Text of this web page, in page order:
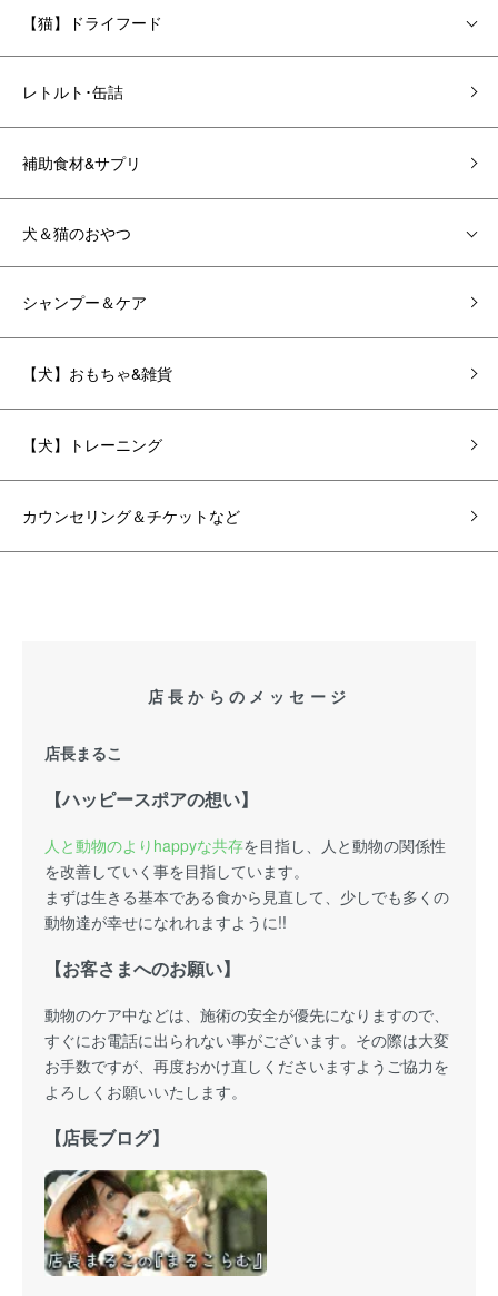
【猫】ドライフード
レトルト･缶詰
補助食材&サプリ
犬＆猫のおやつ
シャンプー＆ケア
【犬】おもちゃ&雑貨
【犬】トレーニング
カウンセリング＆チケットなど
店長からのメッセージ
店長まるこ
【ハッピースポアの想い】
人と動物のよりhappyな共存を目指し、人と動物の関係性
を改善していく事を目指しています。
まずは生きる基本である食から見直して、少しでも多くの
動物達が幸せになれれますように!!
【お客さまへのお願い】
動物のケア中などは、施術の安全が優先になりますので、
すぐにお電話に出られない事がございます。その際は大変
お手数ですが、再度おかけ直しくださいますようご協力を
よろしくお願いいたします。
【店長ブログ】